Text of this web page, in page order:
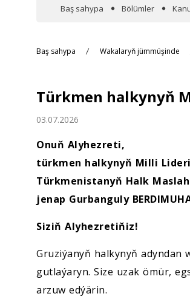
Baş sahypa Bölümler
Hyzmatdaşlyk
Jemgyýet
Baş sahypa Wakalaryň jümmüşinde
Türkmen halkynyň
03.07.2026
Onuň Alyhezreti,
türkmen halkynyň Milli
Türkmenistanyň Halk
jenap Gurbanguly
Siziň Alyhezretiňiz!
Gruziýanyň halkynyň adyndan
gutlaýaryn. Size uzak ömür,
arzuw edýärin.